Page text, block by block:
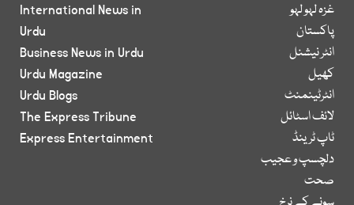
غزہ لہو لہو
پاکستان
انٹر نیشنل
کھیل
انٹرٹینمنٹ
لائف اسٹائل
ٹاپ ٹرینڈ
دلچسپ و عجیب
صحت
International News in
Urdu
Business News in Urdu
Urdu Magazine
Urdu Blogs
The Express Tribune
Express Entertainment